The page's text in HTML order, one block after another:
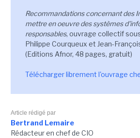
Recommandations concernant des
mettre en oeuvre des systèmes
responsables, ouvrage collectif
Philippe Courqueux et Jean-
(Editions Afnor, 48 pages, gratuit)
Télécharger librement l'ouvrage
Article rédigé par
Bertrand Lemaire
Rédacteur en chef de CIO